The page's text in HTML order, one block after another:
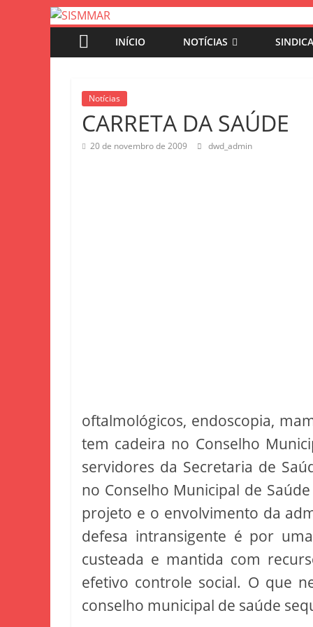
INÍCIO NOTÍCIAS
Notícias
CARRETA DA SAÚDE
20 de novembro de 2009 dwd_admin
oftalmológicos, endoscopia,
tem cadeira no Conselho
servidores da Secretaria de
no Conselho Municipal de
projeto e o envolvimento da
defesa intransigente é por
custeada e mantida com
efetivo controle social. O que
conselho municipal de saúde